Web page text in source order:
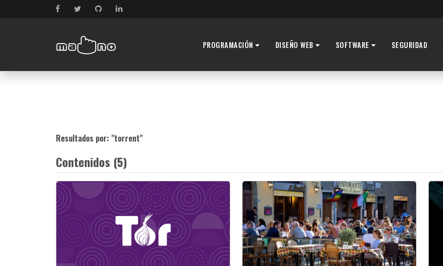
PROGRAMACIÓN DISEÑO WEB SOFTWARE SEGURIDAD
Resultados por: "torrent"
Contenidos (5)